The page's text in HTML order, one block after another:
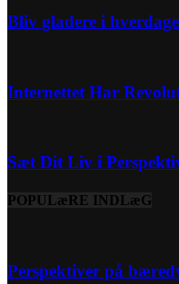
Bliv gladere i
Internettet Har
Sæt Dit Liv i
POPULæRE INDLæG
Perspektiver på